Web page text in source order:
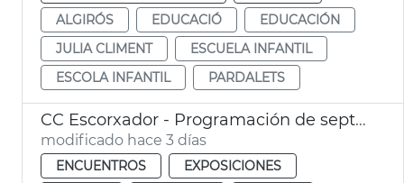
ALGIRÓS
EDUCACIÓ
EDUCACIÓN
JULIA CLIMENT
ESCUELA INFANTIL
ESCOLA INFANTIL
PARDALETS
CC Escorxador - Programación de septiembre
modificado hace 3 días
ENCUENTROS
EXPOSICIONES